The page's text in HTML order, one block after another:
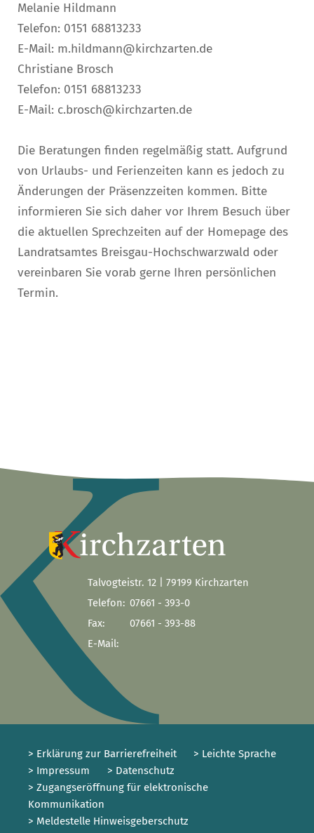
Melanie Hildmann
Telefon: 0151 68813233
E-Mail: m.hildmann@kirchzarten.de
Christiane Brosch
Telefon: 0151 68813233
E-Mail: c.brosch@kirchzarten.de
Die Beratungen finden regelmäßig statt. Aufgrund
von Urlaubs- und Ferienzeiten kann es jedoch zu
Änderungen der Präsenzzeiten kommen. Bitte
informieren Sie sich daher vor Ihrem Besuch über
die aktuellen Sprechzeiten auf der Homepage des
Landratsamtes Breisgau-Hochschwarzwald oder
vereinbaren Sie vorab gerne Ihren persönlichen
Termin.
Talvogteistr. 12 | 79199 Kirchzarten
Telefon: 07661 - 393-0
Fax:
07661 - 393-88
E-Mail:
> Erklärung zur Barrierefreiheit
> Leichte Sprache
> Impressum
> Datenschutz
> Zugangseröffnung für elektronische
Kommunikation
> Meldestelle Hinweisgeberschutz